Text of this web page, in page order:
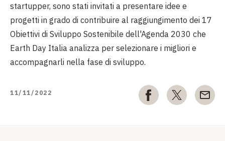
startupper, sono stati invitati a presentare idee e
progetti in grado di contribuire al raggiungimento dei 17
Obiettivi di Sviluppo Sostenibile dell'Agenda 2030 che
Earth Day Italia analizza per selezionare i migliori e
accompagnarli nella fase di sviluppo.
11/11/2022